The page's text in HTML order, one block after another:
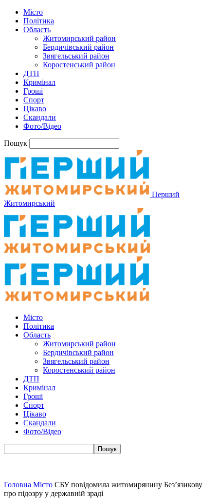
Місто
Політика
Область
Житомирський район
Бердичівський район
Звягельський район
Коростенський район
ДТП
Кримінал
Гроші
Спорт
Цікаво
Скандали
Фото/Відео
Пошук
Перший
Житомирський
Місто
Політика
Область
Житомирський район
Бердичівський район
Звягельський район
Коростенський район
ДТП
Кримінал
Гроші
Спорт
Цікаво
Скандали
Фото/Відео
Головна Місто СБУ повідомила житомирянину Без’язикову
про підозру у державній зраді